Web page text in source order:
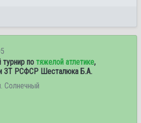
по тяжелой атлетике,
ЗТ РСФСР Шесталюка Б.А.
Солнечный